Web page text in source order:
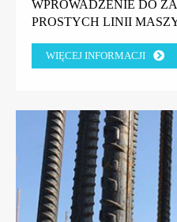
WPROWADZENIE DO
PROSTYCH LINII
WIĘCEJ INFORMACJI